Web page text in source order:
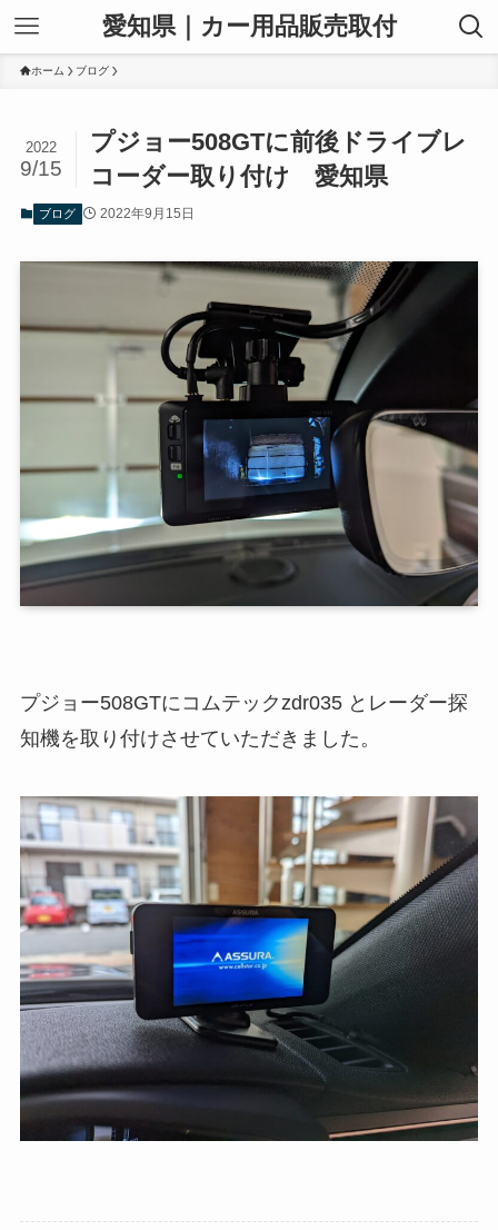
愛知県｜カー用品販売取付
ホーム ブログ
プジョー508GTに前後ドライブレ
コーダー取り付け 愛知県
2022
9/15
ブログ 2022年9月15日
プジョー508GTにコムテックzdr035 とレーダー探
知機を取り付けさせていただきました。